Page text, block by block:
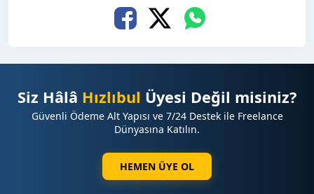
Siz Hâlâ Hızlıbul Üyesi Değil misiniz?
Güvenli Ödeme Alt Yapısı ve 7/24 Destek ile Freelance
Dünyasına Katılın.
HEMEN ÜYE OL